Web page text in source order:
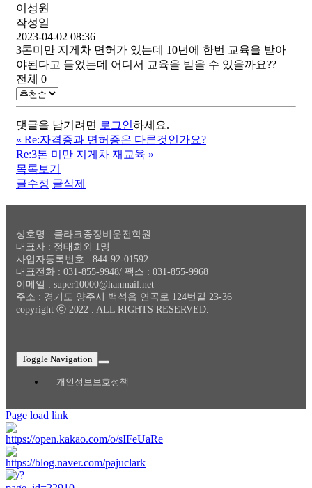
이성원
작성일
2023-04-02 08:36
3톤미만 지게차 면허가 있는데 10년에 한번 교육을 받아
야된다고 들었는데 어디서 교육을 받을 수 있을까요??
전체 0
댓글을 남기려면 로그인하세요.
« Re:자격증과 면허증은 다른것인가요?
Re:3톤 미만 지게차 재교육 »
목록보기
글수정 글삭제
상호명 : 클라크중장비운전학원
대표자 : 정태희외 1명
사업자등록번호 : 844-92-01592
대표전화 : 031-855-9948/ 팩스 : 031-855-9968
이메일 : super10000@hanmail.net
주소 : 경기도 양주시 백석읍 연곡로 124번길 23-36
copyright ⓒ 2022 . ALL RIGHTS RESERVED.
Toggle Navigation
개인정보보호정책
Page load link